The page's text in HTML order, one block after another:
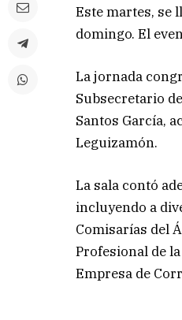
Este martes, se
domingo. El
La jornada
Subsecretario
Santos García,
Leguizamón.
La sala contó
incluyendo a
Comisarías del
Profesional de
Empresa de